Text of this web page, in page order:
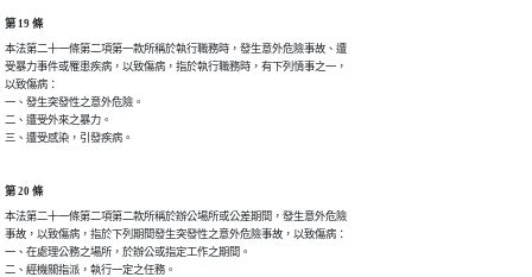
第 19 條
本法第二十一條第二項第一款所稱於執行職務時，發生意外危險事故、遭
受暴力事件或罹患疾病，以致傷病，指於執行職務時，有下列情事之一，
以致傷病：
一、發生突發性之意外危險。
二、遭受外來之暴力。
三、遭受感染，引發疾病。
第 20 條
本法第二十一條第二項第二款所稱於辦公場所或公差期間，發生意外危險
事故，以致傷病，指於下列期間發生突發性之意外危險事故，以致傷病：
一、在處理公務之場所，於辦公或指定工作之期間。
二、經機關指派，執行一定之任務。